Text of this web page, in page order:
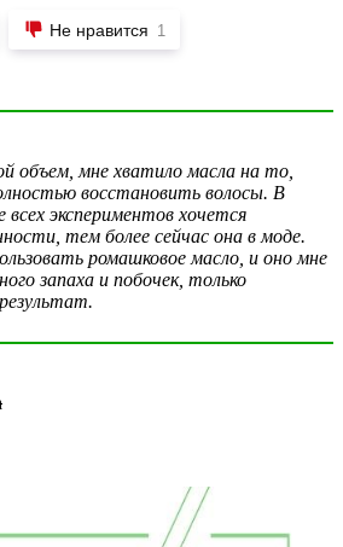
Не нравится 1
объем, мне хватило масла на то,
восстановить волосы. В
экспериментов хочется
тем более сейчас она в моде.
ромашковое масло, и оно мне
запаха и побочек, только